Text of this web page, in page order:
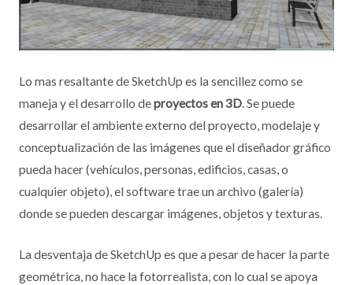
Lo mas resaltante de SketchUp es la sencillez como se
maneja y el desarrollo deproyectos en 3D. Se puede
desarrollar el ambiente externo del proyecto, modelaje y
conceptualización de las imágenes que el diseñador gráfico
pueda hacer (vehículos, personas, edificios, casas, o
cualquier objeto), el software trae un archivo (galería)
donde se pueden descargar imágenes, objetos y texturas.
La desventaja de SketchUp es que a pesar de hacer la parte
geométrica, no hace la fotorrealista, con lo cual se apoya